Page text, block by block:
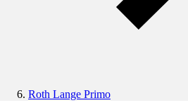
Roth Lange Primo